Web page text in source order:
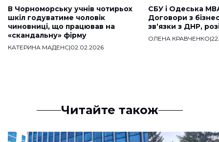
В Чорноморську учнів чотирьох
шкіл годуватиме чоловік
чиновниці, що працював на
«скандальну» фірму
КАТЕРИНА МАДЕНС|02.02.2026
СБУ і Одеська
Договори з
звʼязки з ДНР,
ОЛЕНА КРАВЧЕНКО|
Читайте також